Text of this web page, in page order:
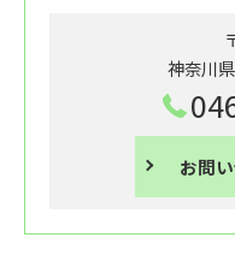
神奈川
お問